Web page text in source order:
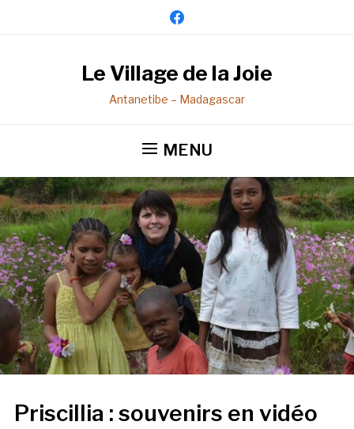
facebook
Le Village de la Joie
Antanetibe – Madagascar
MENU
Priscillia : souvenirs en vidéo